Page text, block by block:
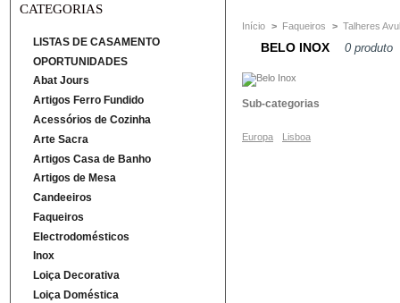
CATEGORIAS
LISTAS DE CASAMENTO
OPORTUNIDADES
Abat Jours
Artigos Ferro Fundido
Acessórios de Cozinha
Arte Sacra
Artigos Casa de Banho
Artigos de Mesa
Candeeiros
Faqueiros
Electrodomésticos
Inox
Loiça Decorativa
Loiça Doméstica
Início > Faqueiros > Talheres
BELO INOX 0 produto
Sub-categorias
Europa Lisboa